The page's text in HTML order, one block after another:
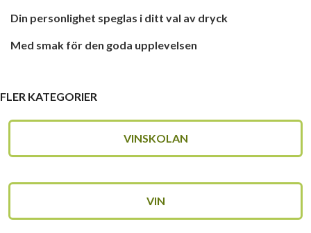
Din personlighet speglas i ditt val av dryck
Med smak för den goda upplevelsen
FLER KATEGORIER
VINSKOLAN
VIN